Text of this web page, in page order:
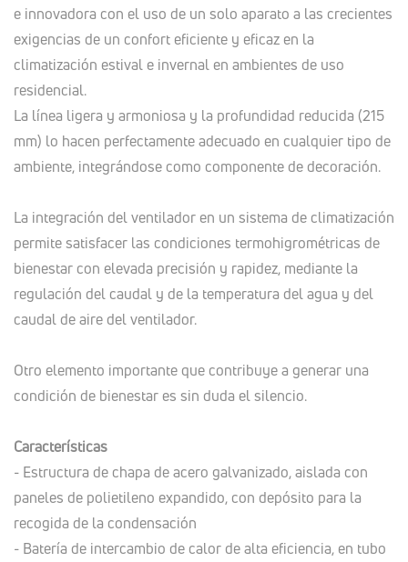
e innovadora con el uso de un solo aparato a las crecientes
exigencias de un confort eficiente y eficaz en la
climatización estival e invernal en ambientes de uso
residencial.
La línea ligera y armoniosa y la profundidad reducida (215
mm) lo hacen perfectamente adecuado en cualquier tipo de
ambiente, integrándose como componente de decoración.
La integración del ventilador en un sistema de climatización
permite satisfacer las condiciones termohigrométricas de
bienestar con elevada precisión y rapidez, mediante la
regulación del caudal y de la temperatura del agua y del
caudal de aire del ventilador.
Otro elemento importante que contribuye a generar una
condición de bienestar es sin duda el silencio.
Características
- Estructura de chapa de acero galvanizado, aislada con
paneles de polietileno expandido, con depósito para la
recogida de la condensación
- Batería de intercambio de calor de alta eficiencia, en tubo